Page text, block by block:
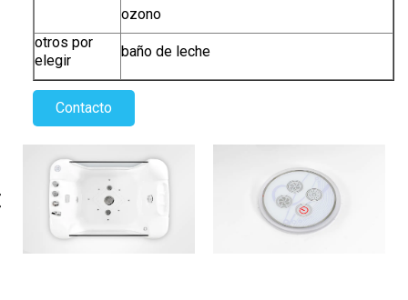
ozono
otros por
elegir
baño de leche
Contacto